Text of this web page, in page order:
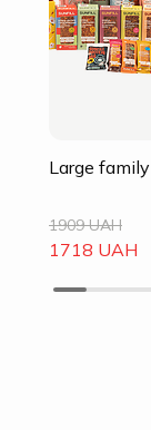
Large family
1909 UAH
1718 UAH